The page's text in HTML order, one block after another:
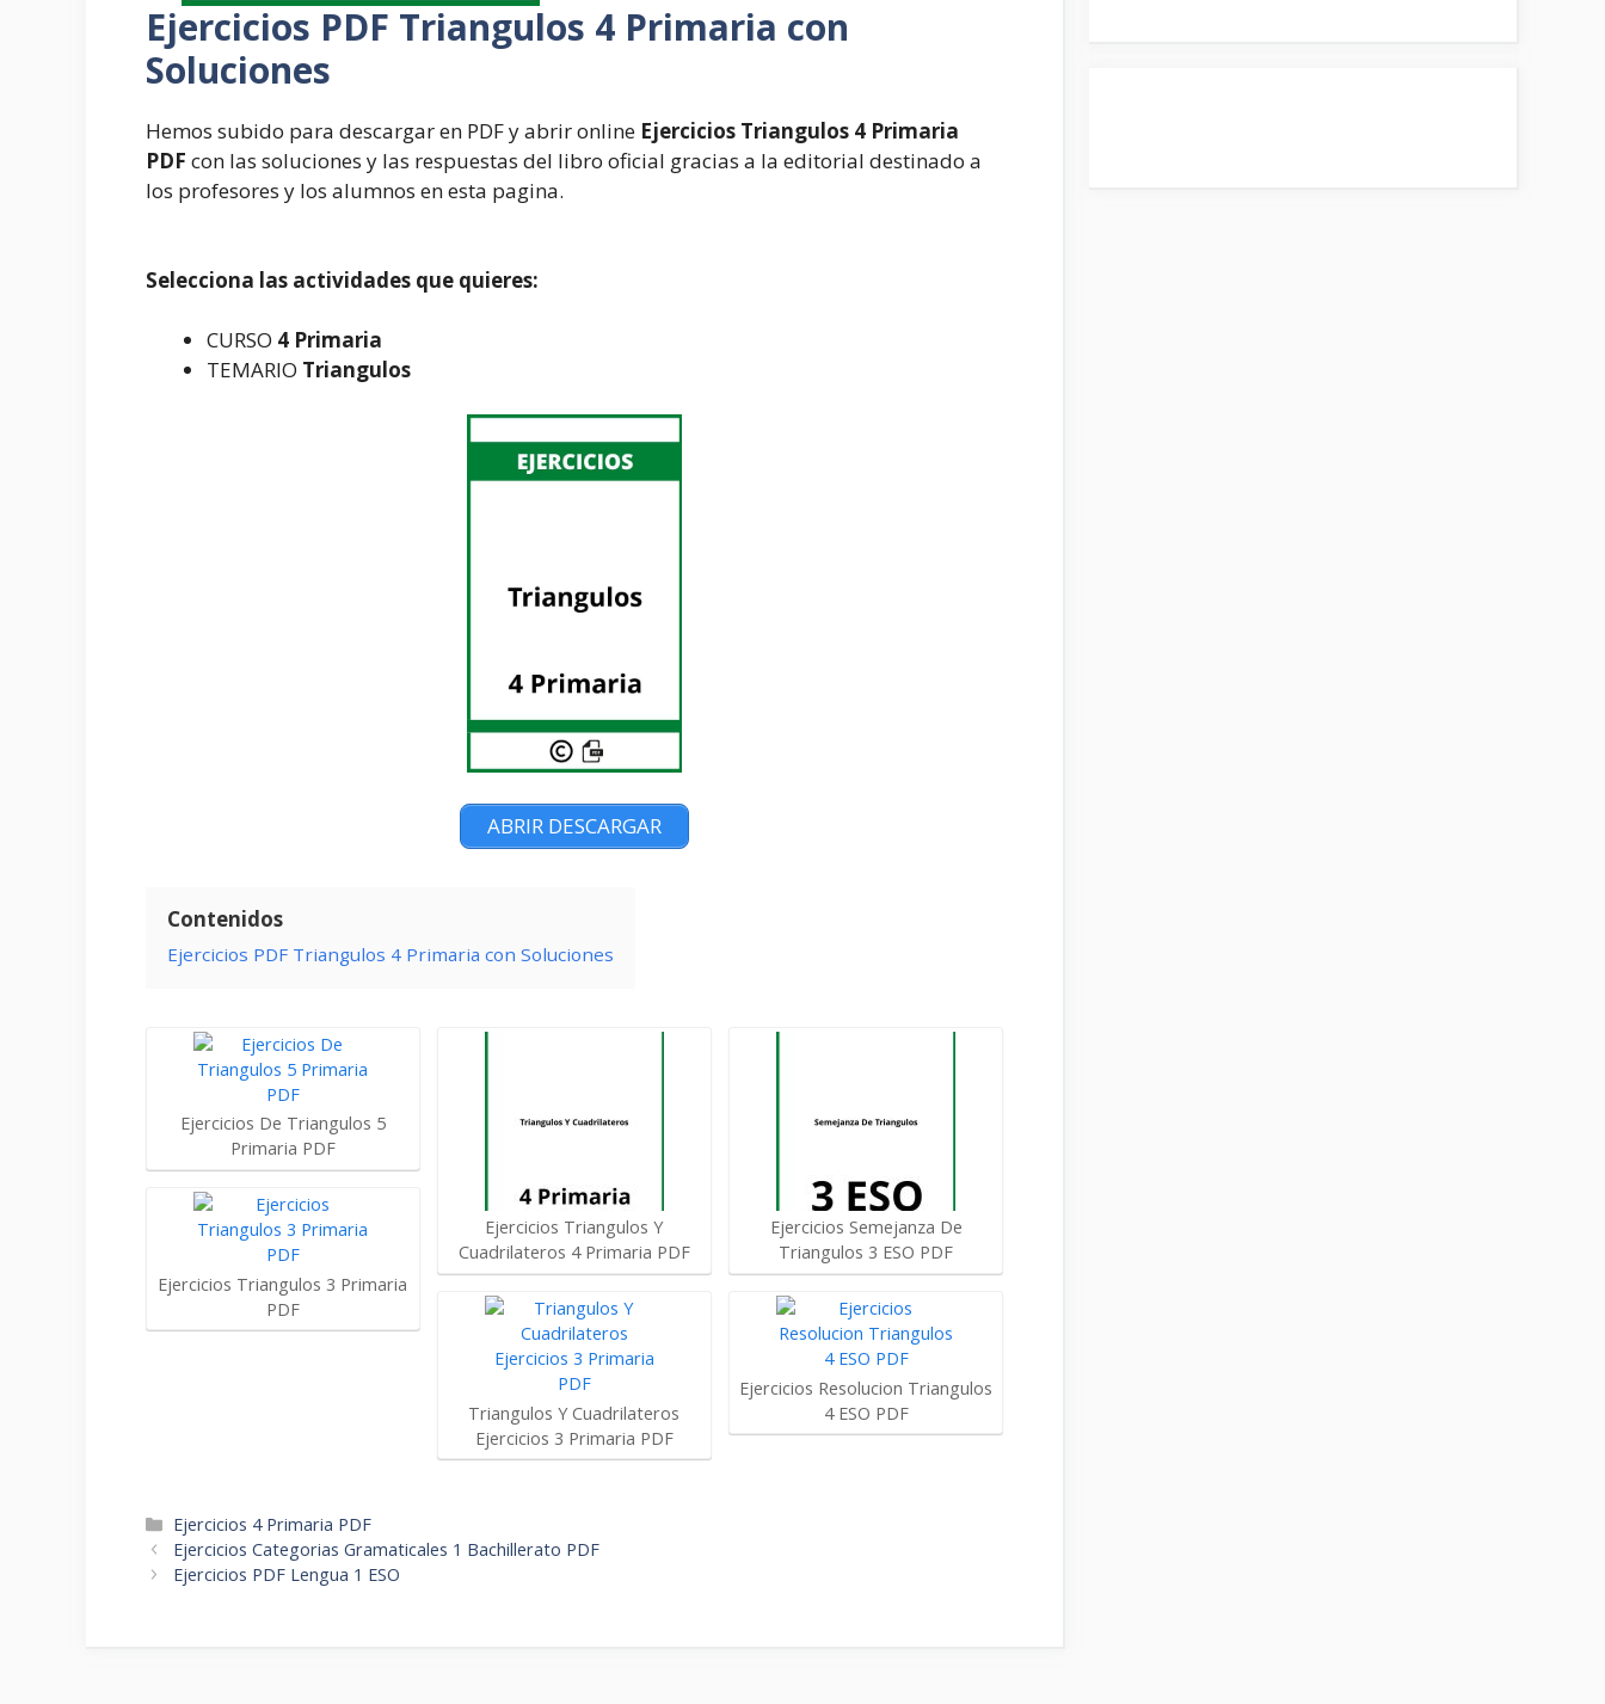
Ejercicios PDF Triangulos 4 Primaria con
Soluciones
Hemos subido para descargar en PDF y abrir online Ejercicios Triangulos 4 Primaria
PDF con las soluciones y las respuestas del libro oficial gracias a la editorial destinado a
los profesores y los alumnos en esta pagina.
Selecciona las actividades que quieres:
CURSO 4 Primaria
TEMARIO Triangulos
ABRIR DESCARGAR
Contenidos
Ejercicios PDF Triangulos 4 Primaria con Soluciones
Ejercicios De Triangulos 5
Primaria PDF
Ejercicios Triangulos 3 Primaria
PDF
Ejercicios Triangulos Y
Cuadrilateros 4 Primaria PDF
Triangulos Y Cuadrilateros
Ejercicios 3 Primaria PDF
Ejercicios Semejanza De
Triangulos 3 ESO PDF
Ejercicios Resolucion Triangulos
4 ESO PDF
Categorías
Ejercicios 4 Primaria PDF
Navegación
de
Ejercicios Categorias Gramaticales 1 Bachillerato PDF
Ejercicios PDF Lengua 1 ESO